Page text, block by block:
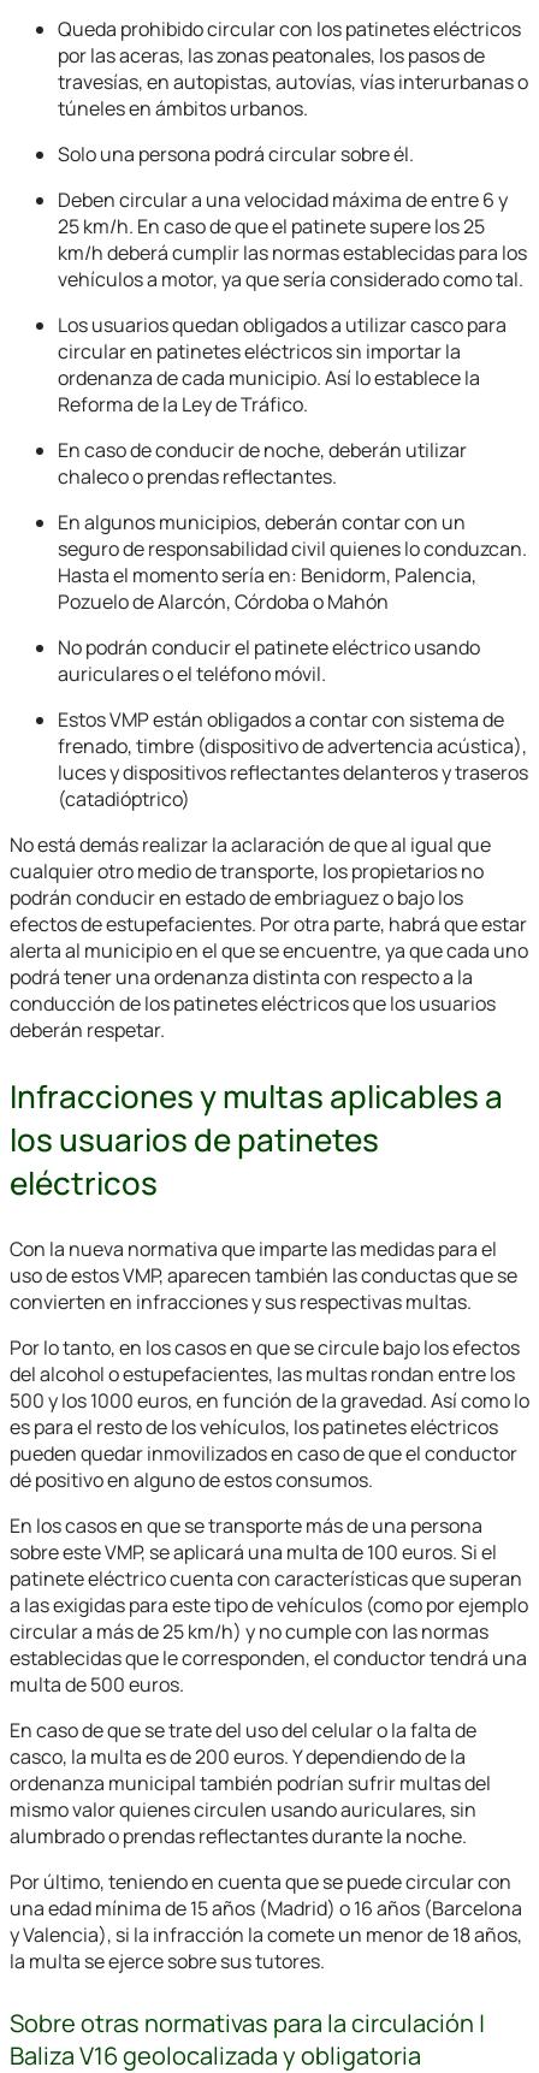
Queda prohibido circular con los patinetes eléctricos
por las aceras, las zonas peatonales, los pasos de
travesías, en autopistas, autovías, vías interurbanas o
túneles en ámbitos urbanos.
Solo una persona podrá circular sobre él.
Deben circular a una velocidad máxima de entre 6 y
25 km/h. En caso de que el patinete supere los 25
km/h deberá cumplir las normas establecidas para los
vehículos a motor, ya que sería considerado como tal.
Los usuarios quedan obligados a utilizar casco para
circular en patinetes eléctricos sin importar la
ordenanza de cada municipio. Así lo establece la
Reforma de la Ley de Tráfico.
En caso de conducir de noche, deberán utilizar
chaleco o prendas reflectantes.
En algunos municipios, deberán contar con un
seguro de responsabilidad civil quienes lo conduzcan.
Hasta el momento sería en: Benidorm, Palencia,
Pozuelo de Alarcón, Córdoba o Mahón
No podrán conducir el patinete eléctrico usando
auriculares o el teléfono móvil.
Estos VMP están obligados a contar con sistema de
frenado, timbre (dispositivo de advertencia acústica),
luces y dispositivos reflectantes delanteros y traseros
(catadióptrico)
No está demás realizar la aclaración de que al igual que
cualquier otro medio de transporte, los propietarios no
podrán conducir en estado de embriaguez o bajo los
efectos de estupefacientes. Por otra parte, habrá que estar
alerta al municipio en el que se encuentre, ya que cada uno
podrá tener una ordenanza distinta con respecto a la
conducción de los patinetes eléctricos que los usuarios
deberán respetar.
Infracciones y multas aplicables a
los usuarios de patinetes
eléctricos
Con la nueva normativa que imparte las medidas para el
uso de estos VMP, aparecen también las conductas que se
convierten en infracciones y sus respectivas multas.
Por lo tanto, en los casos en que se circule bajo los efectos
del alcohol o estupefacientes, las multas rondan entre los
500 y los 1000 euros, en función de la gravedad. Así como lo
es para el resto de los vehículos, los patinetes eléctricos
pueden quedar inmovilizados en caso de que el conductor
dé positivo en alguno de estos consumos.
En los casos en que se transporte más de una persona
sobre este VMP, se aplicará una multa de 100 euros. Si el
patinete eléctrico cuenta con características que superan
a las exigidas para este tipo de vehículos (como por ejemplo
circular a más de 25 km/h) y no cumple con las normas
establecidas que le corresponden, el conductor tendrá una
multa de 500 euros.
En caso de que se trate del uso del celular o la falta de
casco, la multa es de 200 euros. Y dependiendo de la
ordenanza municipal también podrían sufrir multas del
mismo valor quienes circulen usando auriculares, sin
alumbrado o prendas reflectantes durante la noche.
Por último, teniendo en cuenta que se puede circular con
una edad mínima de 15 años (Madrid) o 16 años (Barcelona
y Valencia), si la infracción la comete un menor de 18 años,
la multa se ejerce sobre sus tutores.
Sobre otras normativas para la circulación |
Baliza V16 geolocalizada y obligatoria